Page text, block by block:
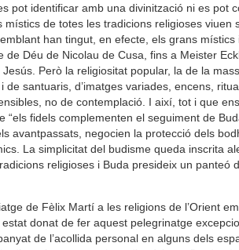
pot identificar amb una divinització ni es pot
de totes les tradicions religioses viuen
han tingut, en efecte, els grans místics
de Déu de Nicolau de Cusa, fins a Meister
Però la religiositat popular, la de la
santuaris, d’imatges variades, encens,
no de contemplació. I així, tot i que
“els fidels complementen el seguiment de
avantpassats, negocien la protecció dels
La simplicitat del budisme queda inscrita
religioses i Buda presideix un panteó
de Fèlix Martí a les religions de l’Orient
donat de fer aquest pelegrinatge
de l’acollida personal en alguns dels